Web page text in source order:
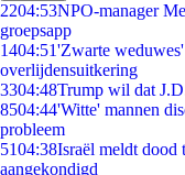
2204:53NPO-manager
groepsapp
1404:51'Zwarte
overlijdensuitkering
3304:48Trump wil dat
8504:44'Witte' mannen
probleem
5104:38Israël meldt
aangekondigd